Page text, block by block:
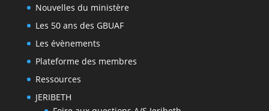
Nouvelles du ministère
Les 50 ans des GBUAF
Les évènements
Plateforme des membres
Ressources
JERIBETH